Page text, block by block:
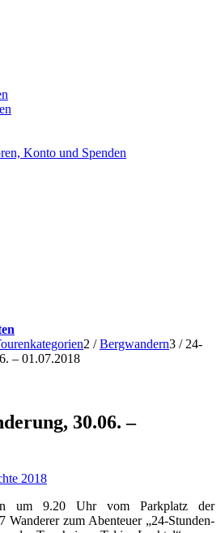
Konto und Spenden
2 / Bergwandern3 / 24-
– 01.07.2018
30.06. –
2018
um 9.20 Uhr vom Parkplatz der
Wanderer zum Abenteuer „24-Stunden-